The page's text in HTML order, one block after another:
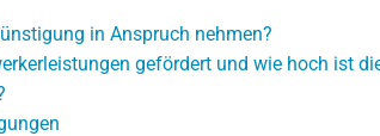
in Anspruch nehmen?
gefördert und wie hoch ist